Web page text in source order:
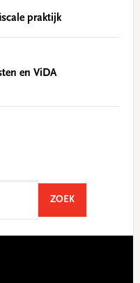
praktijk
en ViDA
ZOEKSEARCH